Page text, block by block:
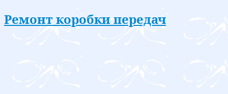
Ремонт коробки передач